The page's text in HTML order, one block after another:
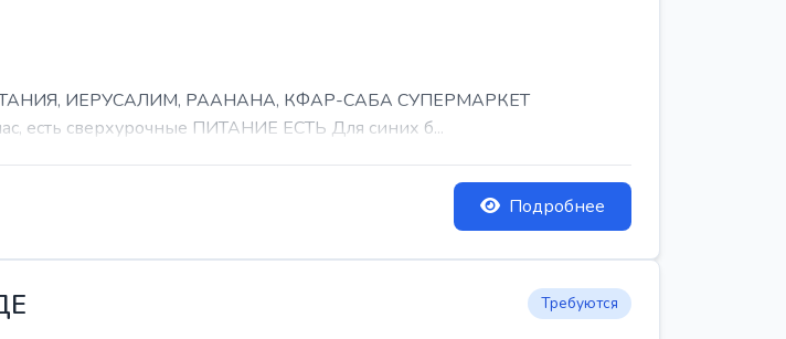
ИЕРУСАЛИМ, РААНАНА, КФАР-САБА СУПЕРМАРКЕТ
сверхурочные ПИТАНИЕ ЕСТЬ Для синих б...
Подробнее
Требуются